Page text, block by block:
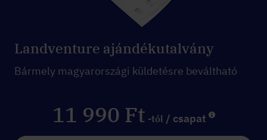
Landventure ajándékutalvány
Bármely magyarországi küldetésre beváltható
11 990 Ft -tól / csapat